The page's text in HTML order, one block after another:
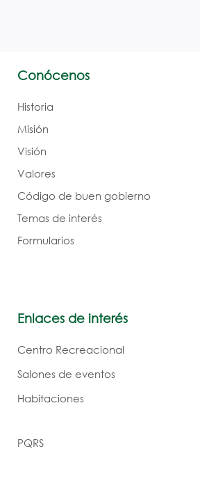
Conócenos
Historia
Misión
Visión
Valores
Código de buen gobierno
Temas de interés
Formularios
Enlaces de interés
Centro Recreacional
Salones de eventos
Habitaciones
PQRS